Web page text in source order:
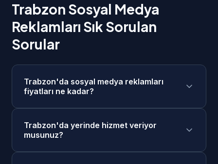
Trabzon Sosyal Medya
Reklamları Sık Sorulan
Sorular
Trabzon'da sosyal medya reklamları
fiyatları ne kadar?
fiyatlarımız 4.000₺ - 20.000₺/ay + reklam
bütçesi aralığındadır. Projenizin kapsamına
göre ücretsiz keşif görüşmesi sonrasında size
Trabzon'da yerinde hizmet veriyor
musunuz?